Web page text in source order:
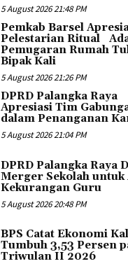
5 August 2026 21:48 PM
Pemkab Barsel
Pelestarian Ritual
Pemugaran Rumah
Bipak Kali
5 August 2026 21:26 PM
DPRD Palangka Raya
Apresiasi Tim
dalam Penanganan
5 August 2026 21:04 PM
DPRD Palangka Raya
Merger Sekolah untuk
Kekurangan Guru
5 August 2026 20:48 PM
BPS Catat Ekonomi
Tumbuh 3,53 Persen
Triwulan II 2026